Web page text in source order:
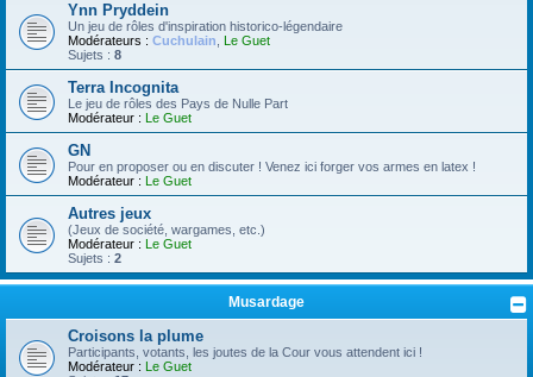
Ynn Pryddein
Un jeu de rôles d'inspiration historico-légendaire
Modérateurs : Cuchulain
Le Guet
Sujets : 8
Terra Incognita
Le jeu de rôles des Pays de Nulle Part
Modérateur : Le Guet
GN
Pour en proposer ou en discuter ! Venez ici forger vos armes en latex !
Modérateur : Le Guet
Autres jeux
(Jeux de société, wargames, etc.)
Modérateur : Le Guet
Sujets : 2
Musardage
Croisons la plume
Participants, votants, les joutes de la Cour vous attendent ici !
Modérateur : Le Guet